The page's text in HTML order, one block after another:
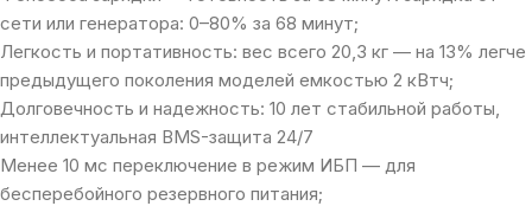
сети или генератора: 0–80% за 68 минут;
Легкость и портативность: вес всего 20,3 кг — на 13% легче
предыдущего поколения моделей емкостью 2 кВтч;
Долговечность и надежность: 10 лет стабильной работы,
интеллектуальная BMS-защита 24/7
Менее 10 мс переключение в режим ИБП — для
бесперебойного резервного питания;